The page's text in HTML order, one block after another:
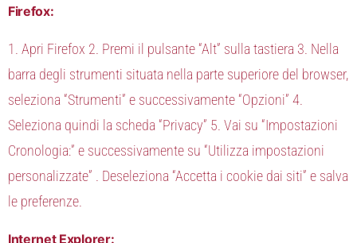
Firefox:
1. Apri Firefox 2. Premi il pulsante “Alt” sulla tastiera 3. Nella
barra degli strumenti situata nella parte superiore del browser,
seleziona “Strumenti” e successivamente “Opzioni” 4.
Seleziona quindi la scheda “Privacy” 5. Vai su “Impostazioni
Cronologia:” e successivamente su “Utilizza impostazioni
personalizzate” . Deseleziona “Accetta i cookie dai siti” e salva
le preferenze.
Internet Explorer: